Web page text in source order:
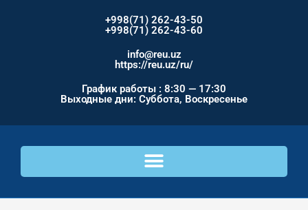
+998(71) 262-43-50
+998(71) 262-43-60
info@reu.uz
https://reu.uz/ru/
График работы : 8:30 — 17:30
Выходные дни: Суббота, Воскресенье